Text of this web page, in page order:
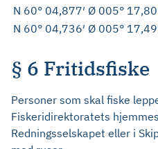
N 60° 04,877′ Ø 005°
N 60° 04,736′ Ø 005°
§ 6 Fritidsfiske
Personer som skal fiske
Fiskeridirektoratets
Redningsselskapet eller i